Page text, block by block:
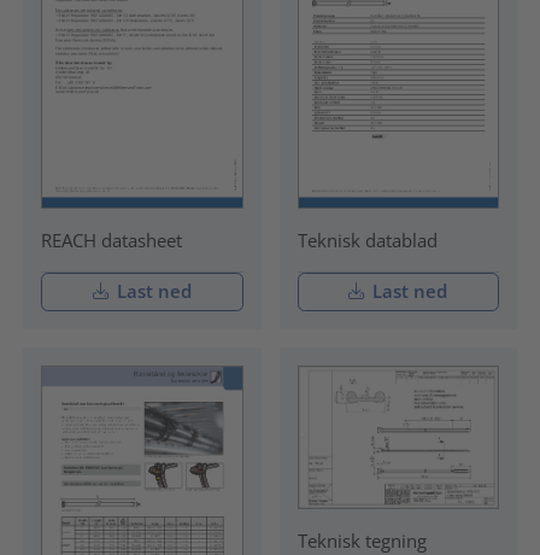
REACH datasheet
Last ned
Teknisk datablad
Last ned
Teknisk tegning